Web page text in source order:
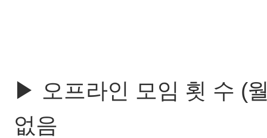
▶ 오프라인 모임 횟 수 (
없음